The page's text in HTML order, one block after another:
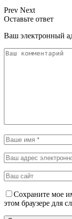
Prev Next
Оставьте ответ
Ваш электронный
Сохраните мое
этом браузере для